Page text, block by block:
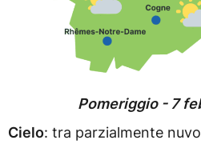
Pomeriggio - 7
Cielo: tra parzialmente